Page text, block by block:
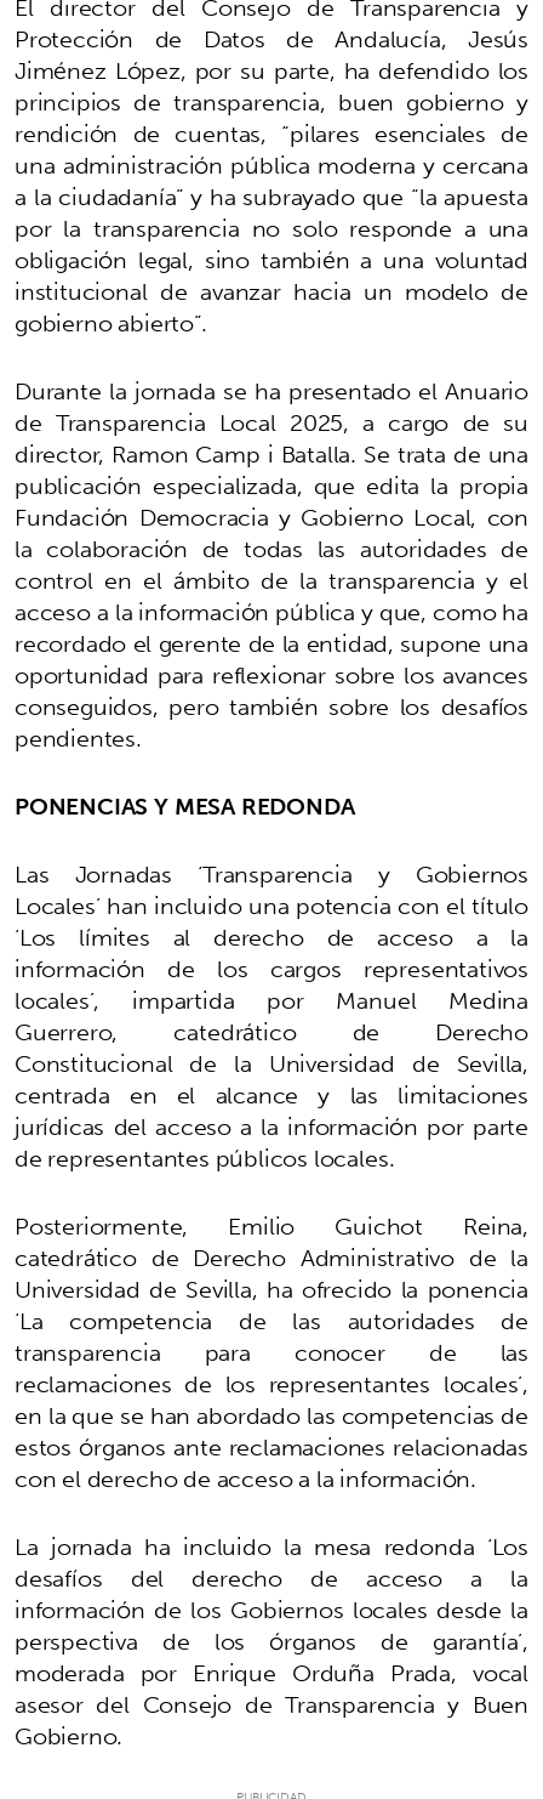
Protección de Datos de Andalucía, Jesús
Jiménez López, por su parte, ha defendido los
principios de transparencia, buen gobierno y
rendición de cuentas, “pilares esenciales de
una administración pública moderna y cercana
a la ciudadanía” y ha subrayado que “la apuesta
por la transparencia no solo responde a una
obligación legal, sino también a una voluntad
institucional de avanzar hacia un modelo de
gobierno abierto”.
Durante la jornada se ha presentado el Anuario
de Transparencia Local 2025, a cargo de su
director, Ramon Camp i Batalla. Se trata de una
publicación especializada, que edita la propia
Fundación Democracia y Gobierno Local, con
la colaboración de todas las autoridades de
control en el ámbito de la transparencia y el
acceso a la información pública y que, como ha
recordado el gerente de la entidad, supone una
oportunidad para reflexionar sobre los avances
conseguidos, pero también sobre los desafíos
pendientes.
PONENCIAS Y MESA REDONDA
Las Jornadas ‘Transparencia y Gobiernos
Locales’ han incluido una potencia con el título
‘Los límites al derecho de acceso a la
información de los cargos representativos
locales’, impartida por Manuel Medina
Guerrero, catedrático de Derecho
Constitucional de la Universidad de Sevilla,
centrada en el alcance y las limitaciones
jurídicas del acceso a la información por parte
de representantes públicos locales.
Posteriormente, Emilio Guichot Reina,
catedrático de Derecho Administrativo de la
Universidad de Sevilla, ha ofrecido la ponencia
‘La competencia de las autoridades de
transparencia para conocer de las
reclamaciones de los representantes locales’,
en la que se han abordado las competencias de
estos órganos ante reclamaciones relacionadas
con el derecho de acceso a la información.
La jornada ha incluido la mesa redonda ‘Los
desafíos del derecho de acceso a la
información de los Gobiernos locales desde la
perspectiva de los órganos de garantía’,
moderada por Enrique Orduña Prada, vocal
asesor del Consejo de Transparencia y Buen
Gobierno.